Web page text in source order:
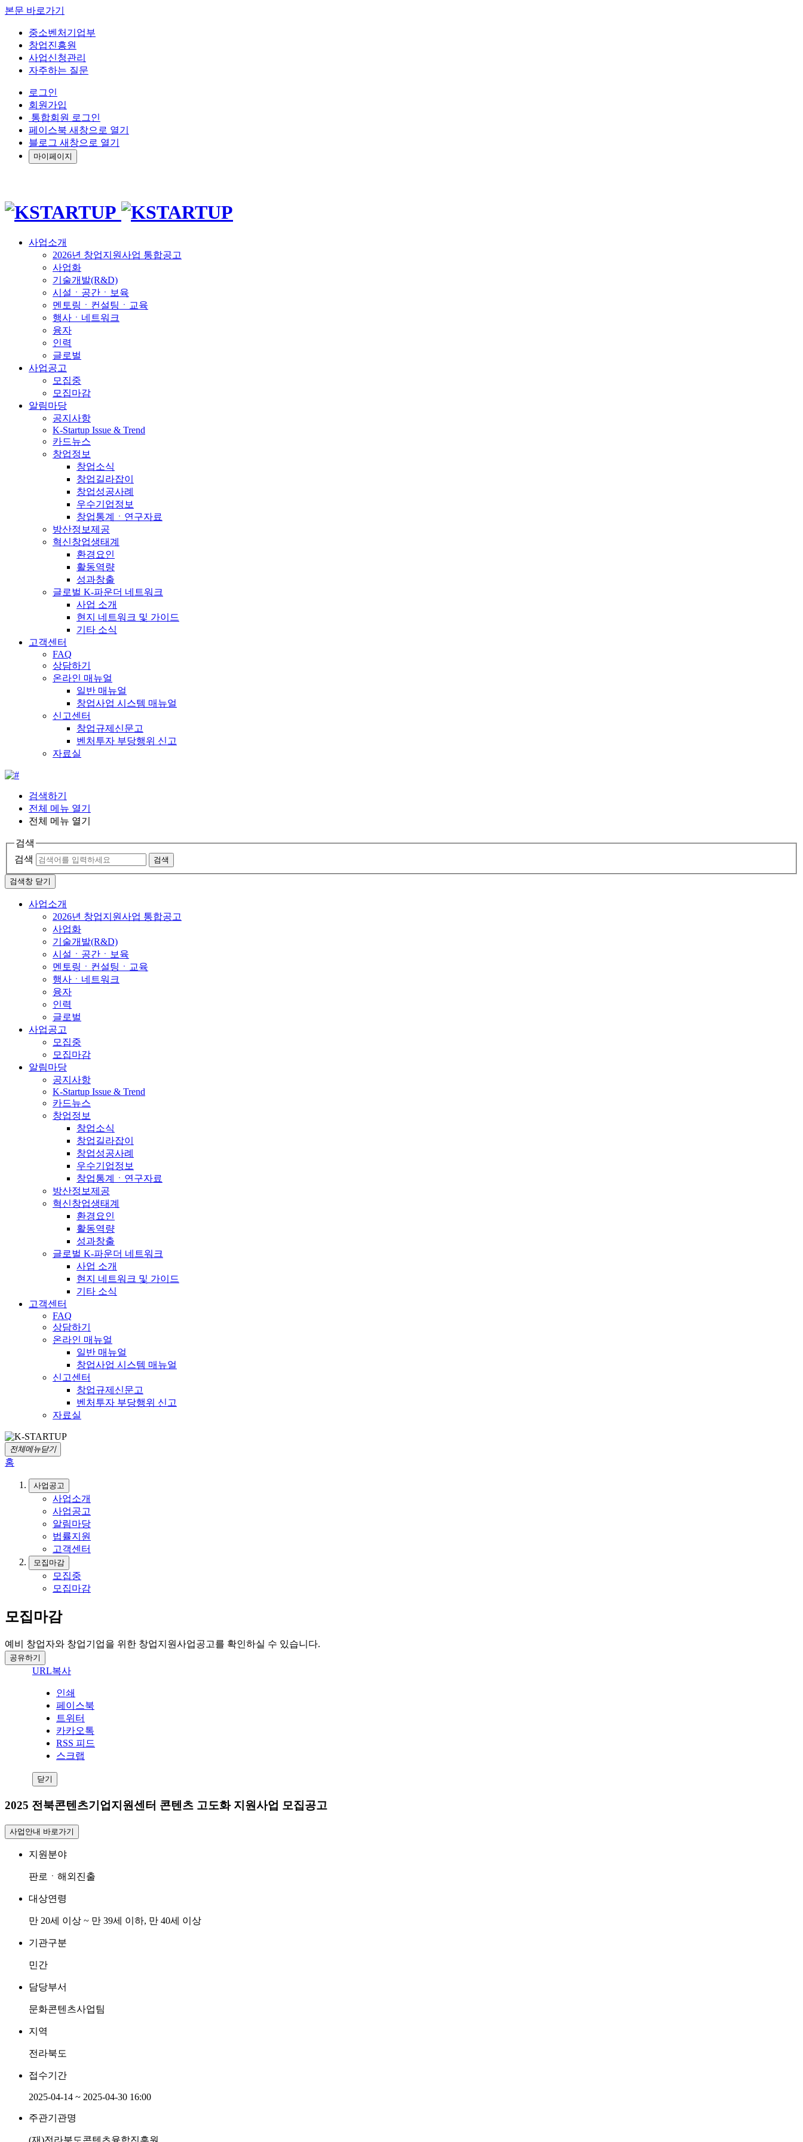
본문 바로가기
중소벤처기업부
창업진흥원
사업신청관리
자주하는 질문
로그인
회원가입
통합회원 로그인
페이스북 새창으로 열기
블로그 새창으로 열기
마이페이지
사업소개
2026년 창업지원사업 통합공고
사업화
기술개발(R&D)
시설ㆍ공간ㆍ보육
멘토링ㆍ컨설팅ㆍ교육
행사ㆍ네트워크
융자
인력
글로벌
사업공고
모집중
모집마감
알림마당
공지사항
K-Startup Issue & Trend
카드뉴스
창업정보
창업소식
창업길라잡이
창업성공사례
우수기업정보
창업통계ㆍ연구자료
방산정보제공
혁신창업생태계
환경요인
활동역량
성과창출
글로벌 K-파운더 네트워크
사업 소개
현지 네트워크 및 가이드
기타 소식
고객센터
FAQ
상담하기
온라인 매뉴얼
일반 매뉴얼
창업사업 시스템 매뉴얼
신고센터
창업규제신문고
벤처투자 부당행위 신고
자료실
검색하기
전체 메뉴 열기
전체 메뉴 열기
검색
검색
검색
검색창 닫기
사업소개
2026년 창업지원사업 통합공고
사업화
기술개발(R&D)
시설ㆍ공간ㆍ보육
멘토링ㆍ컨설팅ㆍ교육
행사ㆍ네트워크
융자
인력
글로벌
사업공고
모집중
모집마감
알림마당
공지사항
K-Startup Issue & Trend
카드뉴스
창업정보
창업소식
창업길라잡이
창업성공사례
우수기업정보
창업통계ㆍ연구자료
방산정보제공
혁신창업생태계
환경요인
활동역량
성과창출
글로벌 K-파운더 네트워크
사업 소개
현지 네트워크 및 가이드
기타 소식
고객센터
FAQ
상담하기
온라인 매뉴얼
일반 매뉴얼
창업사업 시스템 매뉴얼
신고센터
창업규제신문고
벤처투자 부당행위 신고
자료실
전체메뉴닫기
홈
사업공고
사업소개
사업공고
알림마당
법률지원
고객센터
모집마감
모집중
모집마감
모집마감
예비 창업자와 창업기업을 위한 창업지원사업공고를 확인하실 수 있습니다.
공유하기
URL복사
인쇄
페이스북
트위터
카카오톡
RSS 피드
스크랩
닫기
2025 전북콘텐츠기업지원센터 콘텐츠 고도화 지원사업 모집공고
사업안내 바로가기
지원분야
판로ㆍ해외진출
대상연령
만 20세 이상 ~ 만 39세 이하, 만 40세 이상
기관구분
민간
담당부서
문화콘텐츠사업팀
지역
전라북도
접수기간
2025-04-14 ~ 2025-04-30 16:00
주관기관명
(재)전라북도콘텐츠융합진흥원